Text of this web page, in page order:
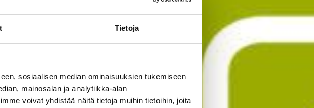
Tietoja
sosiaalisen median ominaisuuksien tukemiseen
mainosalan ja analytiikka-alan
voivat yhdistää näitä tietoja muihin tietoihin, joita